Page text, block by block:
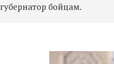
губернатор бойцам.